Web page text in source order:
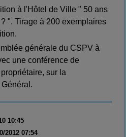
de Ville " 50 ans
". Tirage à 200 exemplaires
générale du CSPV à
une conférence de
sur la
10:45
2012 07:54